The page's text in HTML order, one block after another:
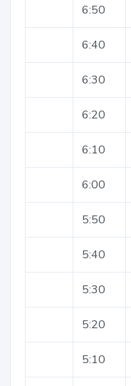
6:50
6:40
6:30
6:20
6:10
6:00
5:50
5:40
5:30
5:20
5:10